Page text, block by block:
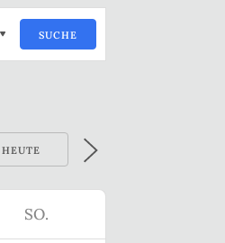
SUCHE
HEUTE
SO.